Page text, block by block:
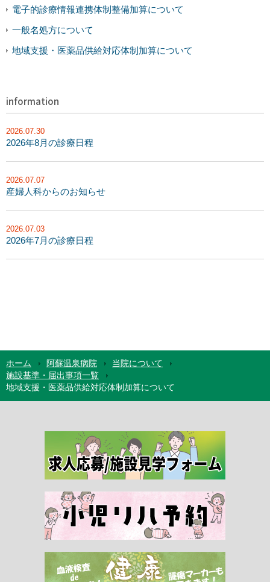
電子的診療情報連携体制整備加算について
一般名処方について
地域支援・医薬品供給対応体制加算について
information
2026.07.30
2026年8月の診療日程
2026.07.07
産婦人科からのお知らせ
2026.07.03
2026年7月の診療日程
ホーム 阿蘇温泉病院
当院について
施設基準・届出事項一覧
地域支援・医薬品供給対応体制加算について